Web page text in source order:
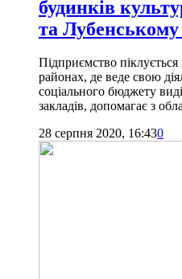
будинків
та
Підприємство
районах, де веде свою
соціального бюджету
закладів, допомагає з
28 серпня 2020, 16:430